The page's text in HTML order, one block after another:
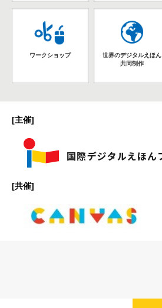
ワークショップ
世界のデジタルえほん
共同制作
[主催]
[共催]